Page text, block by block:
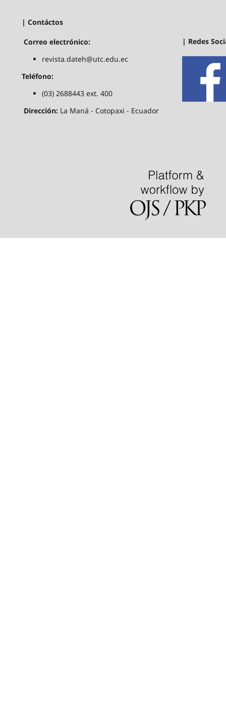
| Contáctos
Correo electrónico:
revista.dateh@utc.edu.ec
Teléfono:
(03) 2688443 ext. 400
Dirección: La Maná - Cotopaxi - Ecuador
| Redes